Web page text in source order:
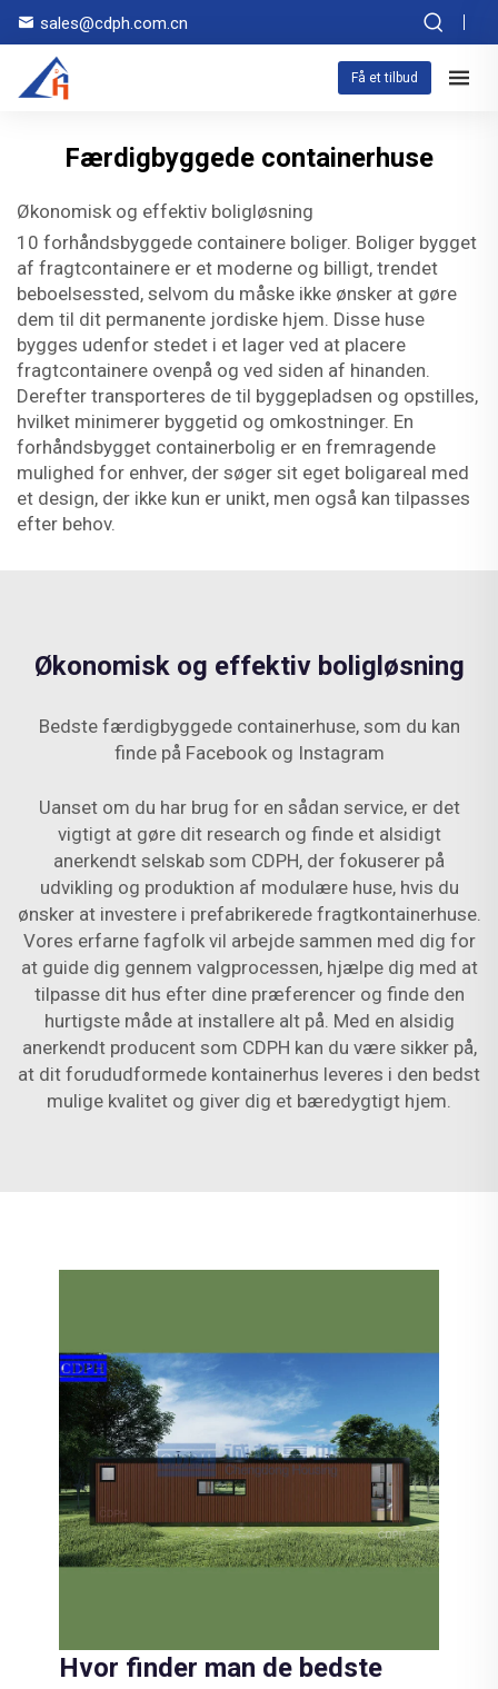
sales@cdph.com.cn
Få et tilbud
Færdigbyggede containerhuse
Økonomisk og effektiv boligløsning
10 forhåndsbyggede containere boliger. Boliger bygget
af fragtcontainere er et moderne og billigt, trendet
beboelsessted, selvom du måske ikke ønsker at gøre
dem til dit permanente jordiske hjem. Disse huse
bygges udenfor stedet i et lager ved at placere
fragtcontainere ovenpå og ved siden af hinanden.
Derefter transporteres de til byggepladsen og opstilles,
hvilket minimerer byggetid og omkostninger. En
forhåndsbygget containerbolig er en fremragende
mulighed for enhver, der søger sit eget boligareal med
et design, der ikke kun er unikt, men også kan tilpasses
efter behov.
Økonomisk og effektiv boligløsning
Bedste færdigbyggede containerhuse, som du kan
finde på Facebook og Instagram
Uanset om du har brug for en sådan service, er det
vigtigt at gøre dit research og finde et alsidigt
anerkendt selskab som CDPH, der fokuserer på
udvikling og produktion af modulære huse, hvis du
ønsker at investere i prefabrikerede fragtkontainerhuse.
Vores erfarne fagfolk vil arbejde sammen med dig for
at guide dig gennem valgprocessen, hjælpe dig med at
tilpasse dit hus efter dine præferencer og finde den
hurtigste måde at installere alt på. Med en alsidig
anerkendt producent som CDPH kan du være sikker på,
at dit forududformede kontainerhus leveres i den bedst
mulige kvalitet og giver dig et bæredygtigt hjem.
Hvor finder man de bedste